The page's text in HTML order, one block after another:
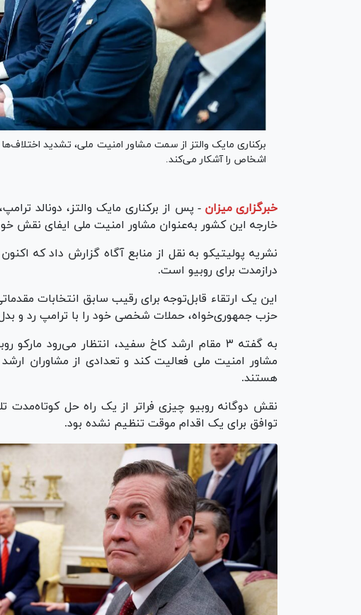
برکناری مایک والتز از سمت مشاور امنیت ملی، تشدید اختلاف‌ها
اشخاص را آشکار می‌کند.
خبرگزاری میزان -
خارجه این کشور به‌عنوان مشاور امنیت ملی ایفای نقش
نشریه پولیتیکو به نقل از منابع آگاه گزارش داد که
درازمدت برای روبیو است.
حزب جمهوری‌خواه، حملات شخصی خود را با ترامپ رد‌ و
مشاور امنیت ملی فعالیت کند و تعدادی از مشاوران
هستند.
نقش دوگانه روبیو چیزی فراتر از یک راه حل
توافق برای یک اقدام موقت تنظیم نشده بود.